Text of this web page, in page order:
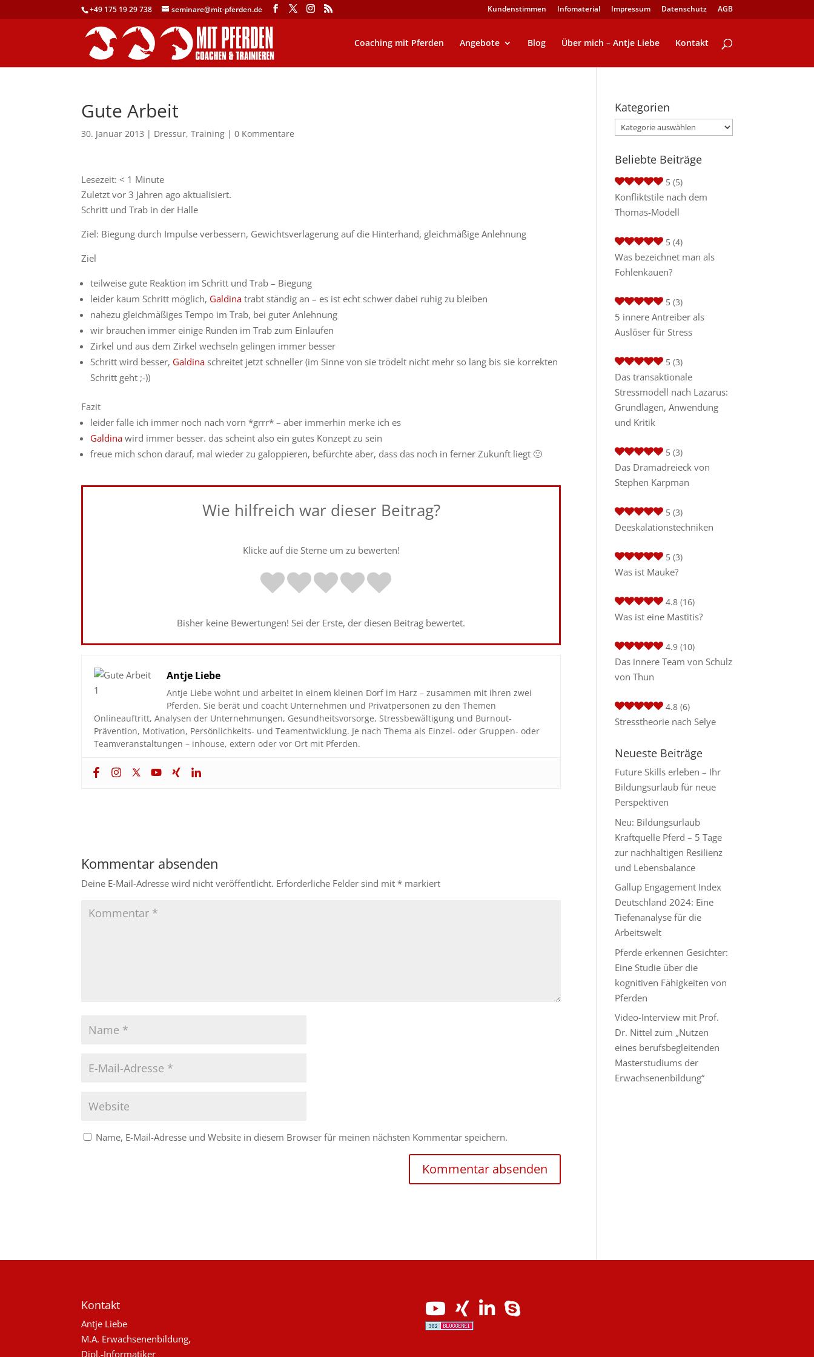
+49 175 19 29 738 seminare@mit-pferden.de Kundenstimmen Infomaterial Impressum Datenschutz AGB
Coaching mit Pferden Angebote Blog Über mich – Antje Liebe Kontakt
Gute Arbeit
30. Januar 2013 | Dressur,Training |0 Kommentare
Lesezeit:< 1 Minute
Zuletzt vor 3 Jahren ago aktualisiert.
Schritt und Trab in der Halle
Ziel: Biegung durch Impulse verbessern, Gewichtsverlagerung auf die Hinterhand, gleichmäßige Anlehnung
Ziel
teilweise gute Reaktion im Schritt und Trab – Biegung
leider kaum Schritt möglich, Galdina trabt ständig an – es ist echt schwer dabei ruhig zu bleiben
nahezu gleichmäßiges Tempo im Trab, bei guter Anlehnung
wir brauchen immer einige Runden im Trab zum Einlaufen
Zirkel und aus dem Zirkel wechseln gelingen immer besser
Schritt wird besser, Galdina schreitet jetzt schneller (im Sinne von sie trödelt nicht mehr so lang bis sie korrekten
Schritt geht ;-))
Fazit
leider falle ich immer noch nach vorn *grrr* – aber immerhin merke ich es
Galdina wird immer besser. das scheint also ein gutes Konzept zu sein
freue mich schon darauf, mal wieder zu galoppieren, befürchte aber, dass das noch in ferner Zukunft liegt 🙁
Wie hilfreich war dieser Beitrag?
Klicke auf die Sterne um zu bewerten!
Bisher keine Bewertungen! Sei der Erste, der diesen Beitrag bewertet.
Antje Liebe
Antje Liebe wohnt und arbeitet in einem kleinen Dorf im Harz – zusammen mit ihren zwei
Pferden. Sie berät und coacht Unternehmen und Privatpersonen zu den Themen
Onlineauftritt, Analysen der Unternehmungen, Gesundheitsvorsorge, Stressbewältigung und Burnout-
Prävention, Motivation, Persönlichkeits- und Teamentwicklung. Je nach Thema als Einzel- oder Gruppen- oder
Teamveranstaltungen – inhouse, extern oder vor Ort mit Pferden.
Kommentar absenden
Deine E-Mail-Adresse wird nicht veröffentlicht. Erforderliche Felder sind mit* markiert
Name, E-Mail-Adresse und Website in diesem Browser für meinen nächsten Kommentar speichern.
Kategorien
Kategorien
Beliebte Beiträge
5 (5)
Konfliktstile nach dem
Thomas-Modell
5 (4)
Was bezeichnet man als
Fohlenkauen?
5 (3)
5 innere Antreiber als
Auslöser für Stress
5 (3)
Das transaktionale
Stressmodell nach Lazarus:
Grundlagen, Anwendung
und Kritik
5 (3)
Das Dramadreieck von
Stephen Karpman
5 (3)
Deeskalationstechniken
5 (3)
Was ist Mauke?
4.8 (16)
Was ist eine Mastitis?
4.9 (10)
Das innere Team von Schulz
von Thun
4.8 (6)
Stresstheorie nach Selye
Neueste Beiträge
Future Skills erleben – Ihr
Bildungsurlaub für neue
Perspektiven
Neu: Bildungsurlaub
Kraftquelle Pferd – 5 Tage
zur nachhaltigen Resilienz
und Lebensbalance
Gallup Engagement Index
Deutschland 2024: Eine
Tiefenanalyse für die
Arbeitswelt
Pferde erkennen Gesichter:
Eine Studie über die
kognitiven Fähigkeiten von
Pferden
Video-Interview mit Prof.
Dr. Nittel zum „Nutzen
eines berufsbegleitenden
Masterstudiums der
Erwachsenenbildung“
Kontakt
Antje Liebe
M.A. Erwachsenenbildung,
Dipl.-Informatiker